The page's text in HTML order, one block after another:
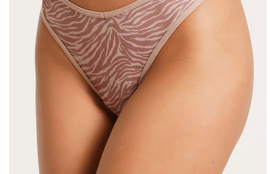
Безшовні легінси з
мікрофібри LEGGINGS 02
(чорний) Giulia
552 грн.
LEGGINGS (чорний) Giulia